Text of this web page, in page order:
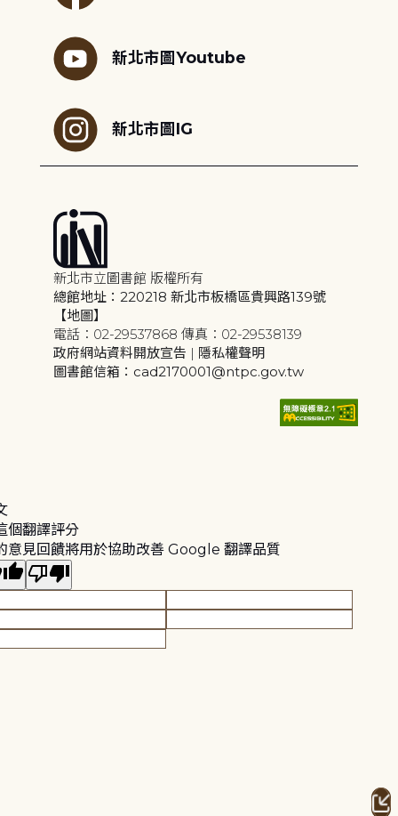
新北市圖Youtube
新北市圖IG
新北市立圖書館 版權所有
總館地址：220218 新北市板橋區貴興路139號
【地圖】
電話：02-29537868 傳真：02-29538139
政府網站資料開放宣告 | 隱私權聲明
圖書館信箱：cad2170001@ntpc.gov.tw
個翻譯評分
意見回饋將用於協助改善 Google 翻譯品質